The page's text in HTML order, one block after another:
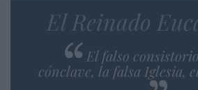
El Reinado
El falso
cónclave, la falsa Iglesia,